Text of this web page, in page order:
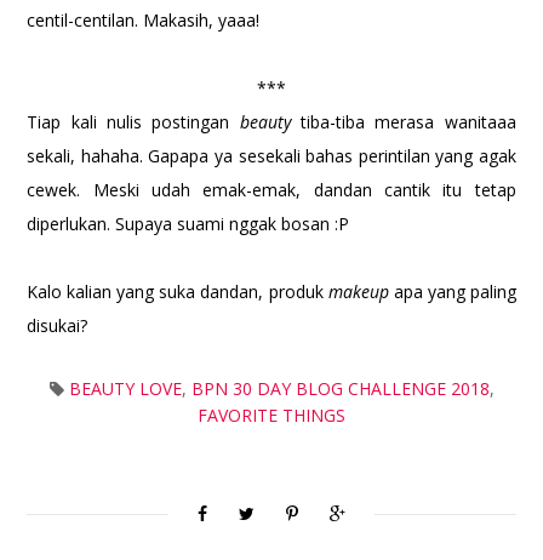
centil-centilan. Makasih, yaaa!
***
Tiap kali nulis postingan beautytiba-tiba merasa wanitaaa
sekali, hahaha. Gapapa ya sesekali bahas perintilan yang agak
cewek. Meski udah emak-emak, dandan cantik itu tetap
diperlukan. Supaya suami nggak bosan :P
Kalo kalian yang suka dandan, produk makeup apa yang paling
disukai?
BEAUTY LOVE, BPN 30 DAY BLOG CHALLENGE 2018,
FAVORITE THINGS